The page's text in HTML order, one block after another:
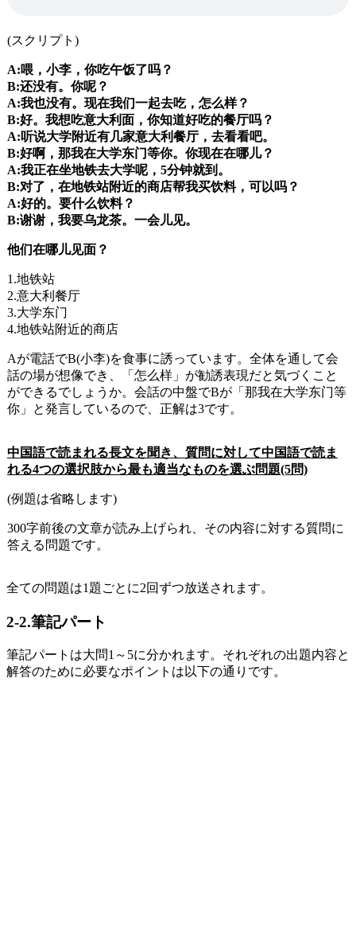
(スクリプト)
A:喂，小李，你吃午饭了吗？
B:还没有。你呢？
A:我也没有。现在我们一起去吃，怎么样？
B:好。我想吃意大利面，你知道好吃的餐厅吗？
A:听说大学附近有几家意大利餐厅，去看看吧。
B:好啊，那我在大学东门等你。你现在在哪儿？
A:我正在坐地铁去大学呢，5分钟就到。
B:对了，在地铁站附近的商店帮我买饮料，可以吗？
A:好的。要什么饮料？
B:谢谢，我要乌龙茶。一会儿见。
他们在哪儿见面？
1.地铁站
2.意大利餐厅
3.大学东门
4.地铁站附近的商店
Aが電話でB(小李)を食事に誘っています。全体を通して会
話の場が想像でき、「怎么样」が勧誘表現だと気づくこと
ができるでしょうか。会話の中盤でBが「那我在大学东门等
你」と発言しているので、正解は3です。
中国語で読まれる長文を聞き、質問に対して中国語で読ま
れる4つの選択肢から最も適当なものを選ぶ問題(5問)
(例題は省略します)
300字前後の文章が読み上げられ、その内容に対する質問に
答える問題です。
全ての問題は1 題ごとに2回ずつ放送されます。
2-2.筆記パート
筆記パートは大問1 ～ 5に分かれます。それぞれの出題内容と
解答のために必要なポイントは以下の通りです。